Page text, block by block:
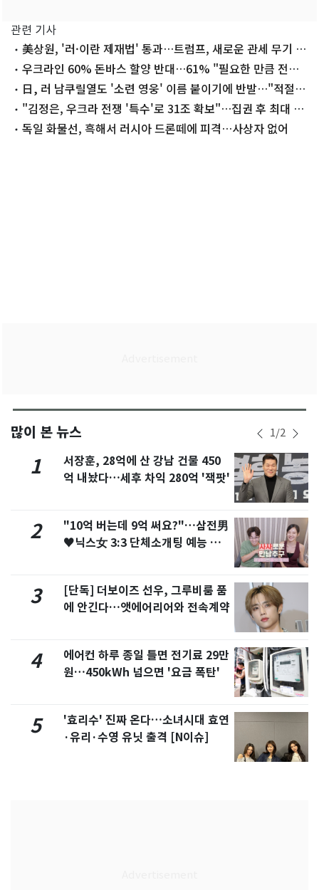
관련 기사
美상원, '러·이란 제재법' 통과…트럼프, 새로운 관세 무기 쥐
나 우크라인 60% 돈바스 할양 반대…61% "필요한 만큼 전쟁
견딜 것"
日, 러 남쿠릴열도 '소련 영웅' 이름 붙이기에 반발…"적절히
대응"
"김정은, 우크라 전쟁 '특수'로 31조 확보"…집권 후 최대 벌
이 독일 화물선, 흑해서 러시아 드론떼에 피격…사상자 없어
많이 본 뉴스 1/2
1
서장훈, 28억에 산 강남 건물 450
억 내놨다…세후 차익 280억 '잭팟'
2
"10억 버는데 9억 써요?"…삼전男
♥닉스女 3:3 단체소개팅 예능 화
3
[단독] 더보이즈 선우, 그루비룸 품
에 안긴다…앳에어리어와 전속계약
4
에어컨 하루 종일 틀면 전기료 29만
원…450kWh 넘으면 '요금 폭탄'
5
'효리수' 진짜 온다…소녀시대 효연
·유리·수영 유닛 출격 [N이슈]